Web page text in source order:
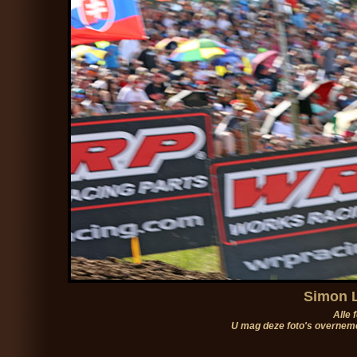
Simon
Alle
U mag deze foto's